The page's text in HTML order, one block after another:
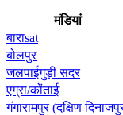
मंडियां
बाराsat
बोलपुर
जलपाईगुड़ी सदर
एग्रा/कोंताई
गंगारामपुर (दक्षिण